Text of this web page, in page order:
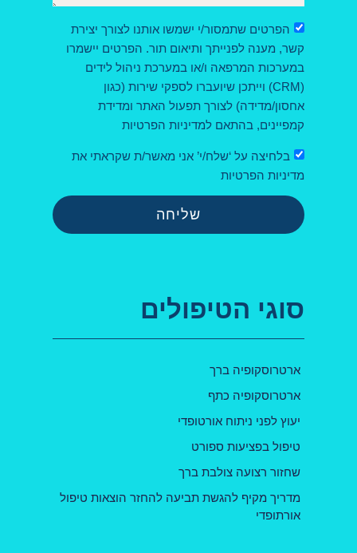
הפרטים שתמסור/י ישמשו אותנו לצורך יצירת
קשר, מענה לפנייתך ותיאום תור. הפרטים יישמרו
במערכות המרפאה ו/או במערכת ניהול לידים
(CRM) וייתכן שיועברו לספקי שירות (כגון
אחסון/מדידה) לצורך תפעול האתר ומדידת
קמפיינים, בהתאם למדיניות הפרטיות
בלחיצה על ‘שלח/י’ אני מאשר/ת שקראתי את
מדיניות הפרטיות
שליחה
סוגי הטיפולים
ארטרוסקופיה ברך
ארטרוסקופיה כתף
יעוץ לפני ניתוח אורטופדי
טיפול בפציעות ספורט
שחזור רצועה צולבת ברך
מדריך מקיף להגשת תביעה להחזר הוצאות טיפול
אורתופדי